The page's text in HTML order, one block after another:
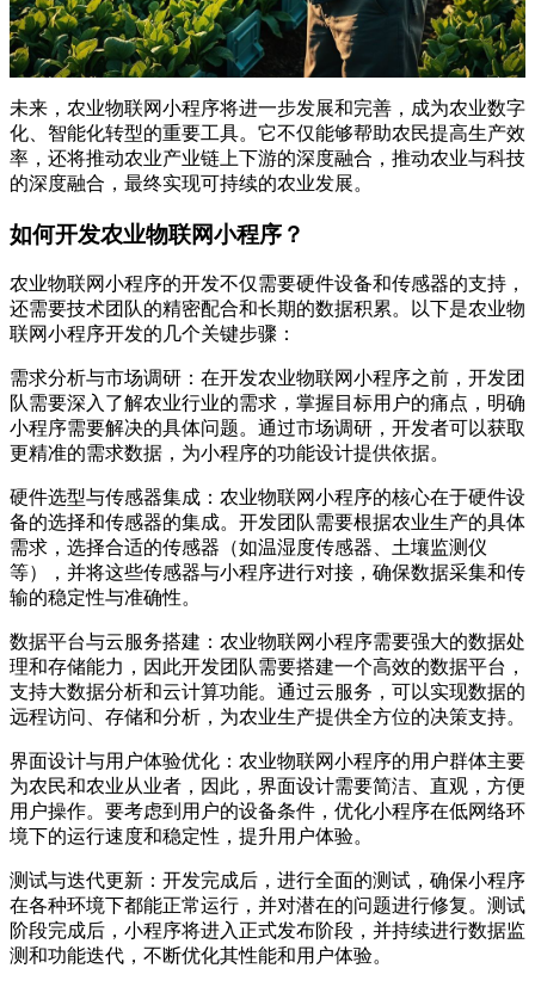
未来，农业物联网小程序将进一步发展和完善，成为农业数字
化、智能化转型的重要工具。它不仅能够帮助农民提高生产效
率，还将推动农业产业链上下游的深度融合，推动农业与科技
的深度融合，最终实现可持续的农业发展。
如何开发农业物联网小程序？
农业物联网小程序的开发不仅需要硬件设备和传感器的支持，
还需要技术团队的精密配合和长期的数据积累。以下是农业物
联网小程序开发的几个关键步骤：
需求分析与市场调研：在开发农业物联网小程序之前，开发团
队需要深入了解农业行业的需求，掌握目标用户的痛点，明确
小程序需要解决的具体问题。通过市场调研，开发者可以获取
更精准的需求数据，为小程序的功能设计提供依据。
硬件选型与传感器集成：农业物联网小程序的核心在于硬件设
备的选择和传感器的集成。开发团队需要根据农业生产的具体
需求，选择合适的传感器（如温湿度传感器、土壤监测仪
等），并将这些传感器与小程序进行对接，确保数据采集和传
输的稳定性与准确性。
数据平台与云服务搭建：农业物联网小程序需要强大的数据处
理和存储能力，因此开发团队需要搭建一个高效的数据平台，
支持大数据分析和云计算功能。通过云服务，可以实现数据的
远程访问、存储和分析，为农业生产提供全方位的决策支持。
界面设计与用户体验优化：农业物联网小程序的用户群体主要
为农民和农业从业者，因此，界面设计需要简洁、直观，方便
用户操作。要考虑到用户的设备条件，优化小程序在低网络环
境下的运行速度和稳定性，提升用户体验。
测试与迭代更新：开发完成后，进行全面的测试，确保小程序
在各种环境下都能正常运行，并对潜在的问题进行修复。测试
阶段完成后，小程序将进入正式发布阶段，并持续进行数据监
测和功能迭代，不断优化其性能和用户体验。